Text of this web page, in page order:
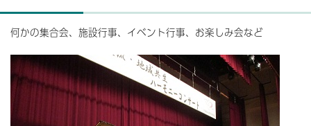
何かの集合会、施設行事、イベント行事、お楽しみ会など